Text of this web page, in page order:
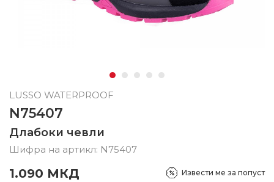
LUSSO WATERPROOF
N75407
Длабоки чевли
Шифра на артикл: N75407
1.090 МКД Извести ме за попуст